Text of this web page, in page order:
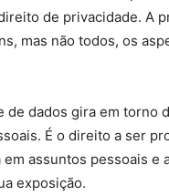
de privacidade. A
mas não todos, os
de dados gira em torno
É o direito a ser
assuntos pessoais e
exposição.